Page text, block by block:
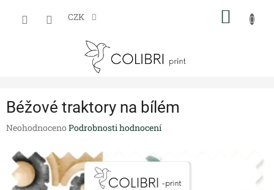
CZK
Béžové traktory na bílém
Průměrné
produktu
je
0,0
Neohodnoceno Podrobnosti hodnocení